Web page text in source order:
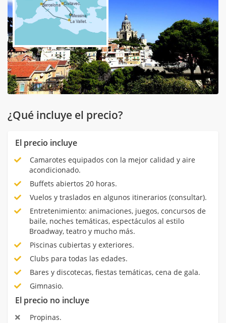
¿Qué incluye el precio?
El precio incluye
Camarotes equipados con la mejor calidad y aire
acondicionado.
Buffets abiertos 20 horas.
Vuelos y traslados en algunos itinerarios (consultar).
Entretenimiento: animaciones, juegos, concursos de
baile, noches temáticas, espectáculos al estilo
Broadway, teatro y mucho más.
Piscinas cubiertas y exteriores.
Clubs para todas las edades.
Bares y discotecas, fiestas temáticas, cena de gala.
Gimnasio.
El precio no incluye
Propinas.